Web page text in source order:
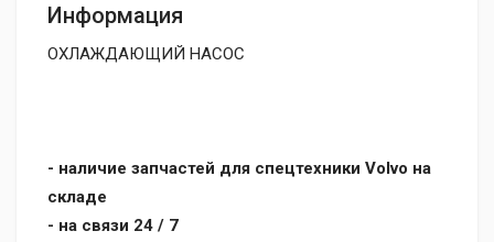
Информация
ОХЛАЖДАЮЩИЙ НАСОС
- наличие запчастей для спецтехники Volvo на
складе
- на связи 24 / 7